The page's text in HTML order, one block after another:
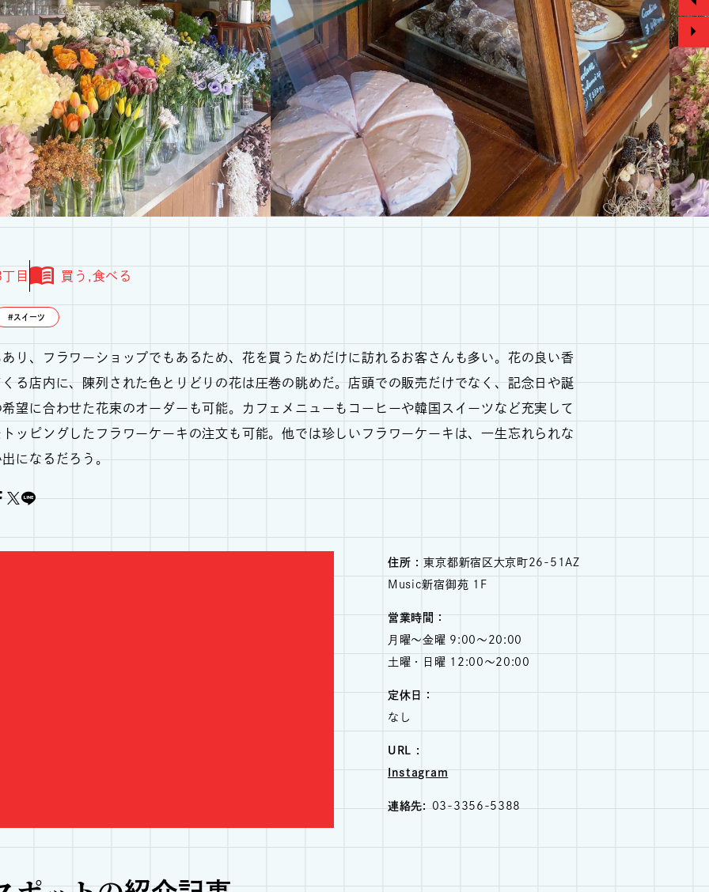
目 買う 食べる
スイーツ
り、フラワーショップでもあるため、花を買うためだけに訪れるお客さんも多い。花の良い香
る店内に、陳列された色とりどりの花は圧巻の眺めだ。店頭での販売だけでなく、記念日や誕
望に合わせた花束のオーダーも可能。カフェメニューもコーヒーや韓国スイーツなど充実して
ッピングしたフラワーケーキの注文も可能。他では珍しいフラワーケーキは、一生忘れられな
になるだろう。
住所 :東京都新宿区大京町26-51AZ
Music新宿御苑 1F
営業時間：
月曜〜金曜 9:00〜20:00
土曜・日曜 12:00〜20:00
定休日：
なし
URL :
Instagram
連絡先 03-3356-5388